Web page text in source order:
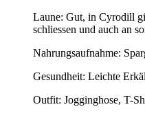
Laune: Gut, in Cyrodill
schliessen und auch an
Nahrungsaufnahme:
Gesundheit: Leichte
Outfit: Jogginghose, T-